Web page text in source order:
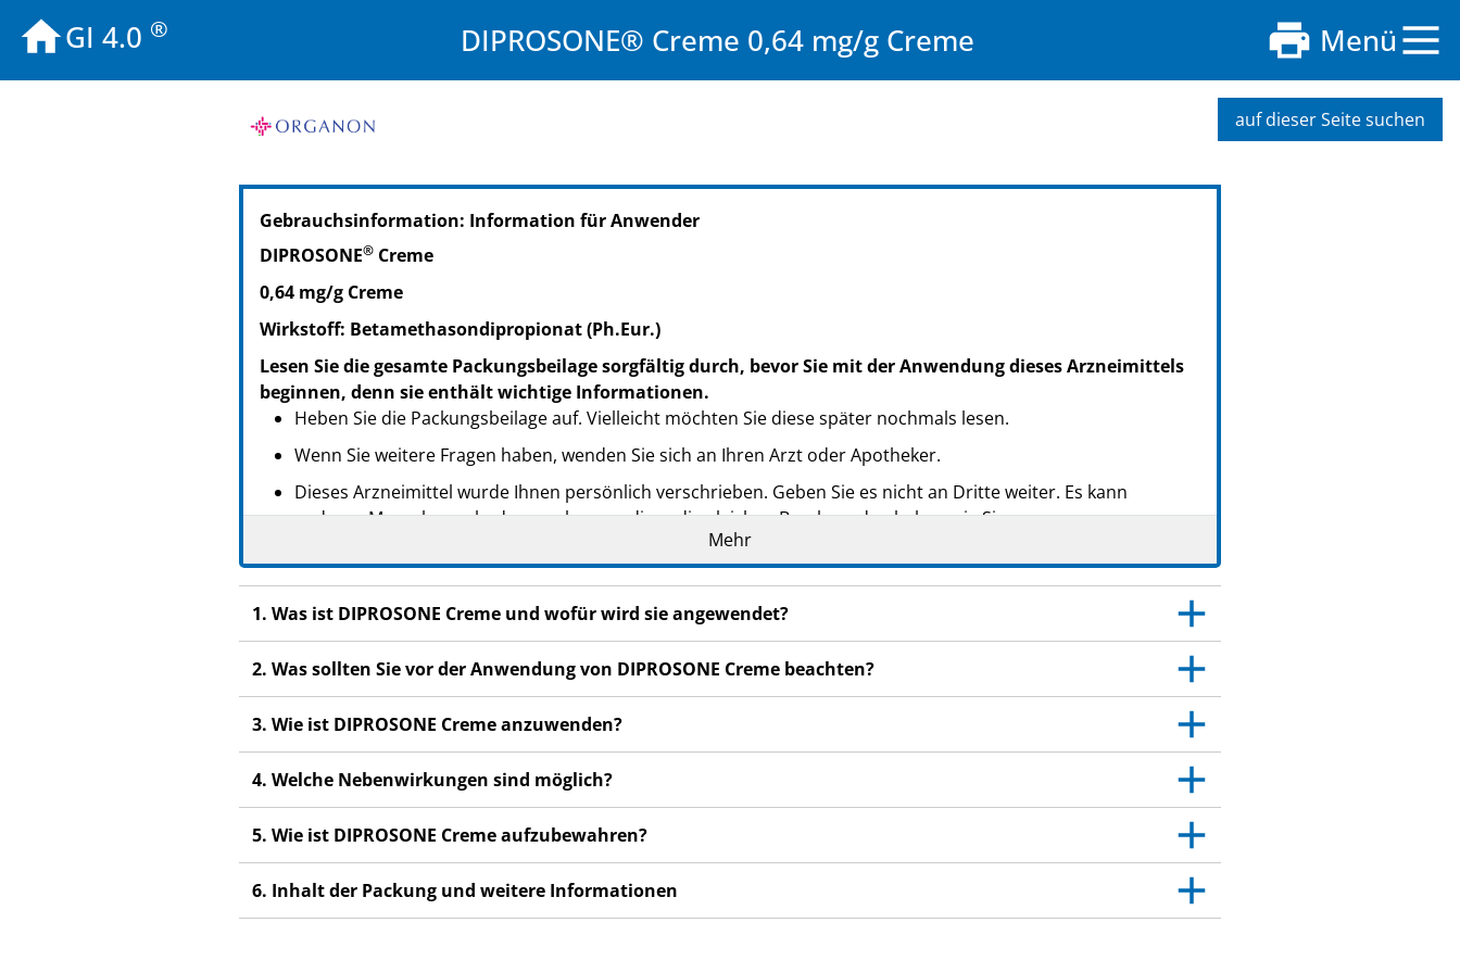
GI 4.0 ® DIPROSONE® Creme 0,64 mg/g Creme Menü
auf dieser Seite suchen
PZN: 01697724
PPN: 110169772417
PZN: 01854276
PZN: 06160791
PPN: 110616079169
Gebrauchsinformation: Information für Anwender
DIPROSONE® Creme
0,64 mg/g Creme
Wirkstoff: Betamethasondipropionat (Ph.Eur.)
Lesen Sie die gesamte Packungsbeilage sorgfältig durch, bevor Sie mit der Anwendung dieses Arzneimittels
beginnen, denn sie enthält wichtige Informationen.
Heben Sie die Packungsbeilage auf. Vielleicht möchten Sie diese später nochmals lesen.
Wenn Sie weitere Fragen haben, wenden Sie sich an Ihren Arzt oder Apotheker.
Dieses Arzneimittel wurde Ihnen persönlich verschrieben. Geben Sie es nicht an Dritte weiter. Es kann
anderen Menschen schaden, auch wenn diese die gleichen Beschwerden haben wie Sie.
Nebenwirkungen, die nicht in dieser Packungsbeilage angegeben sind. Siehe Abschnitt 4.
Mehr
1. Was ist DIPROSONE Creme und wofür wird sie angewendet?
2. Was sollten Sie vor der Anwendung von DIPROSONE Creme beachten?
3. Wie ist DIPROSONE Creme anzuwenden?
4. Welche Nebenwirkungen sind möglich?
5. Wie ist DIPROSONE Creme aufzubewahren?
6. Inhalt der Packung und weitere Informationen